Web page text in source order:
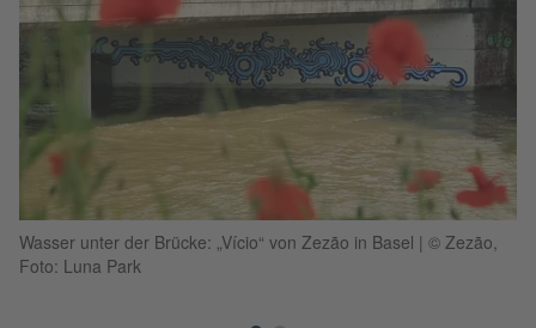
Wasser unter der Brücke: „Vício“ von Zezão in Basel | © Zezão,
Foto: Luna Park